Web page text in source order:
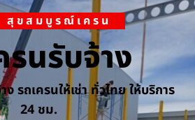
สุขสมบูรณ์เครน
รนรับจ้าง
รถเครนให้เช่า ทั่วไทย ให้บริการ
24 ชม.